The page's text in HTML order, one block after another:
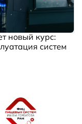
новый курс:
систем